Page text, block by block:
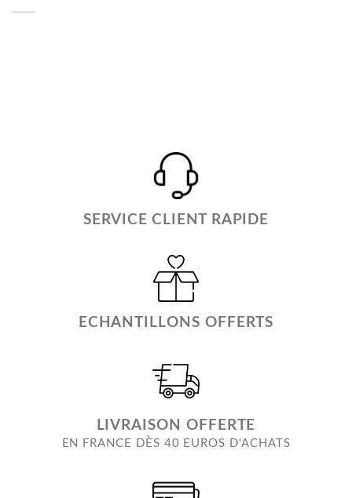
SERVICE CLIENT RAPIDE
ECHANTILLONS OFFERTS
LIVRAISON OFFERTE
EN FRANCE DÈS 40 EUROS D'ACHATS